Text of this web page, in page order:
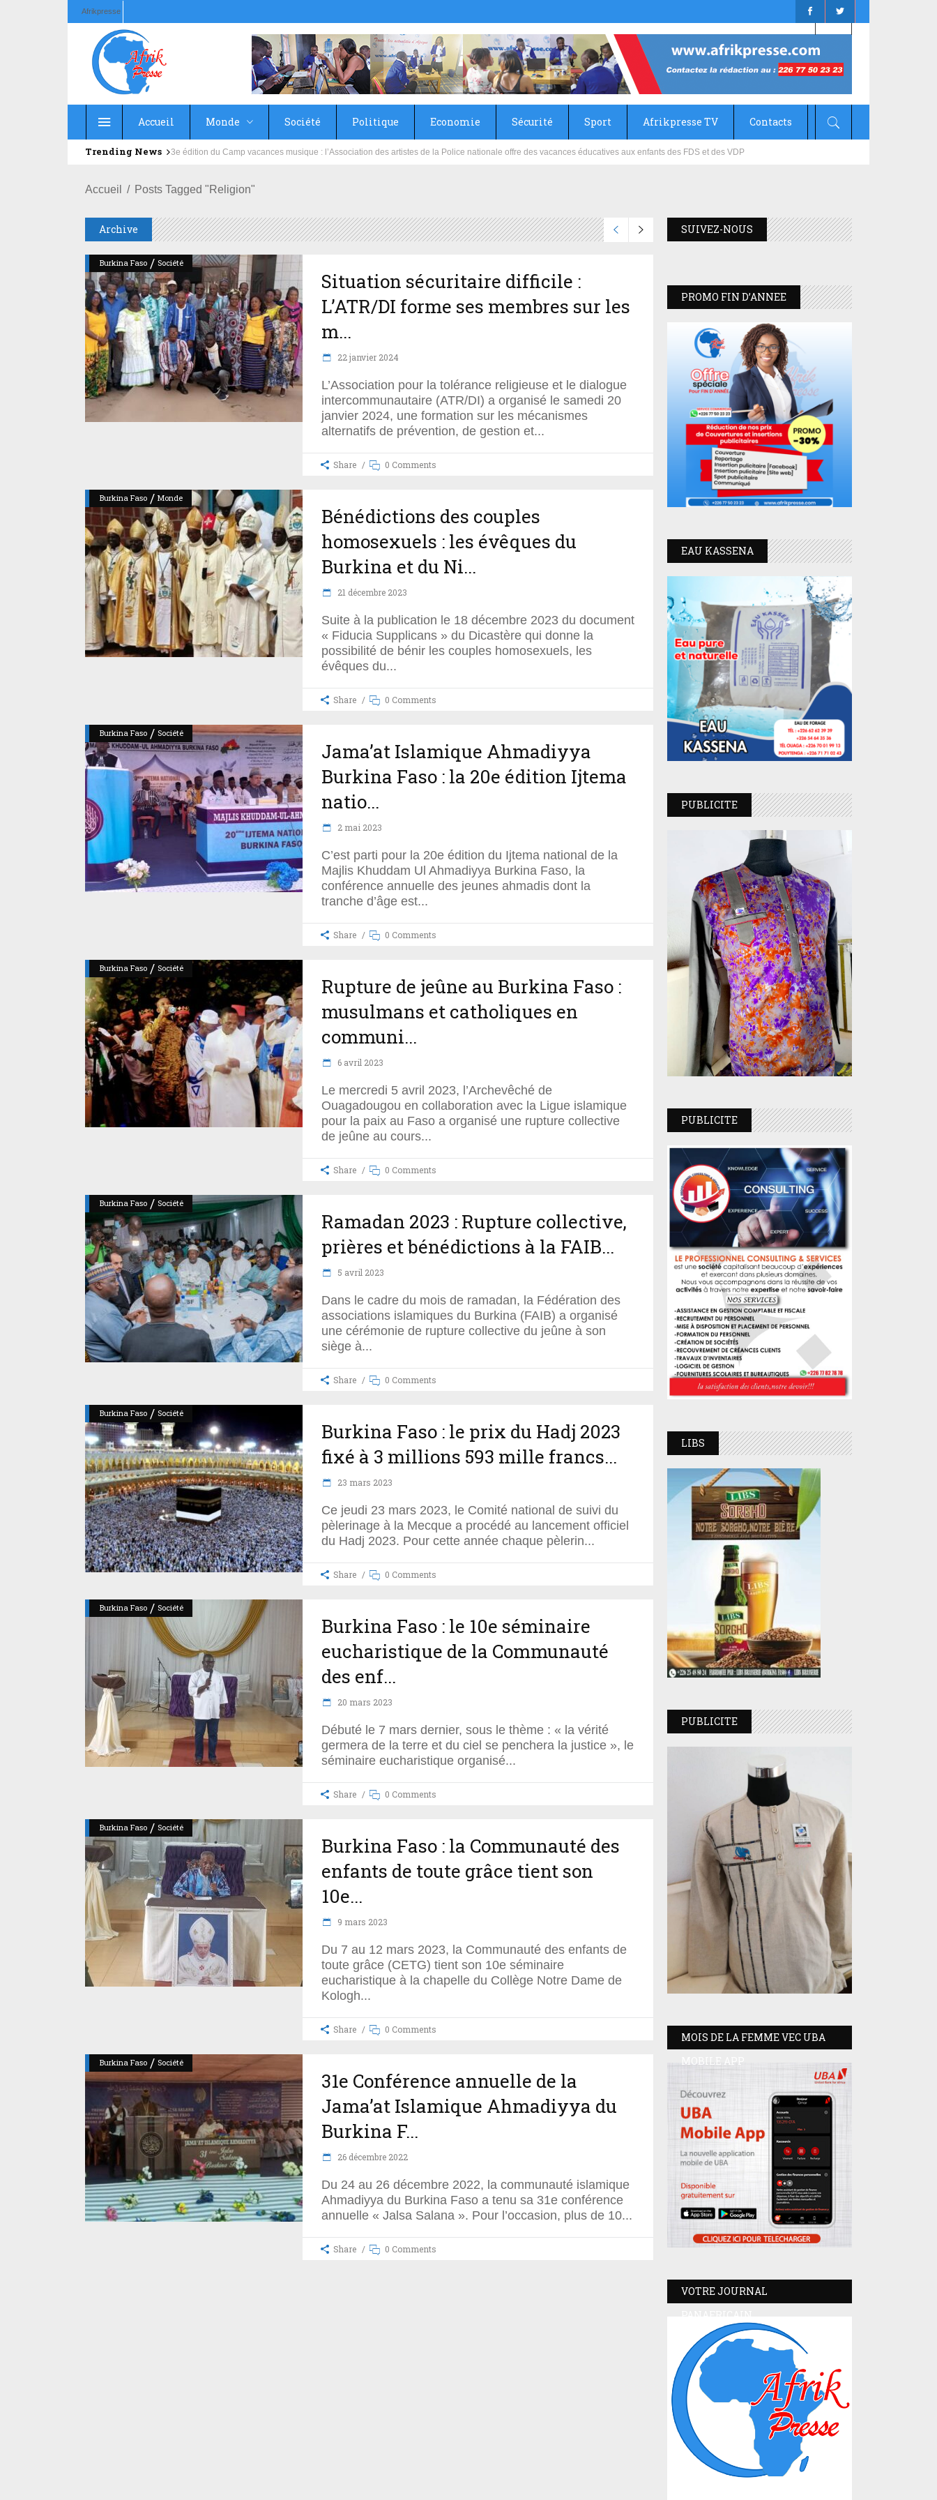
Afrikpresse
Accueil Monde Société Politique Economie Sécurité Sport Afrikpresse TV Contacts
Trending News Education : la fédération de la Russie rénove les écoles primaire et collège du Camp Général Aboubacar Sangoulé Lamizana
Accueil Posts Tagged "religion"
Archive
Burkina Faso / Société
Situation sécuritaire difficile :
L’ATR/DI forme ses membres sur les
m...
22 janvier 2024
L’Association pour la tolérance religieuse et le dialogue
intercommunautaire (ATR/DI) a organisé le samedi 20
janvier 2024, une formation sur les mécanismes
alternatifs de prévention, de gestion et
Share 0 Comments
Burkina Faso / Monde
Bénédictions des couples
homosexuels : les évêques du
Burkina et du Ni...
21 décembre 2023
Suite à la publication le 18 décembre 2023 du document
« Fiducia Supplicans » du Dicastère qui donne la
possibilité de bénir les couples homosexuels, les
évêques du
Share 0 Comments
Burkina Faso / Société
Jama’at Islamique Ahmadiyya
Burkina Faso : la 20e édition Ijtema
natio...
2 mai 2023
C’est parti pour la 20e édition du Ijtema national de la
Majlis Khuddam Ul Ahmadiyya Burkina Faso, la
conférence annuelle des jeunes ahmadis dont la
tranche d’âge est
Share 0 Comments
Burkina Faso / Société
Rupture de jeûne au Burkina Faso :
musulmans et catholiques en
communi...
6 avril 2023
Le mercredi 5 avril 2023, l’Archevêché de
Ouagadougou en collaboration avec la Ligue islamique
pour la paix au Faso a organisé une rupture collective
de jeûne au cours
Share 0 Comments
Burkina Faso / Société
Ramadan 2023 : Rupture collective,
prières et bénédictions à la FAIB...
5 avril 2023
Dans le cadre du mois de ramadan, la Fédération des
associations islamiques du Burkina (FAIB) a organisé
une cérémonie de rupture collective du jeûne à son
siège à
Share 0 Comments
Burkina Faso / Société
Burkina Faso : le prix du Hadj 2023
fixé à 3 millions 593 mille francs...
23 mars 2023
Ce jeudi 23 mars 2023, le Comité national de suivi du
pèlerinage à la Mecque a procédé au lancement officiel
du Hadj 2023. Pour cette année chaque pèlerin
Share 0 Comments
Burkina Faso / Société
Burkina Faso : le 10e séminaire
eucharistique de la Communauté
des enf...
20 mars 2023
Débuté le 7 mars dernier, sous le thème : « la vérité
germera de la terre et du ciel se penchera la justice », le
séminaire eucharistique organisé
Share 0 Comments
Burkina Faso / Société
Burkina Faso : la Communauté des
enfants de toute grâce tient son
10e...
9 mars 2023
Du 7 au 12 mars 2023, la Communauté des enfants de
toute grâce (CETG) tient son 10e séminaire
eucharistique à la chapelle du Collège Notre Dame de
Kologh
Share 0 Comments
Burkina Faso / Société
31e Conférence annuelle de la
Jama’at Islamique Ahmadiyya du
Burkina F...
26 décembre 2022
Du 24 au 26 décembre 2022, la communauté islamique
Ahmadiyya du Burkina Faso a tenu sa 31e conférence
annuelle « Jalsa Salana ». Pour l’occasion, plus de 10
Share 0 Comments
SUIVEZ-NOUS
PROMO FIN D’ANNEE
EAU KASSENA
PUBLICITE
PUBLICITE
LIBS
PUBLICITE
MOIS DE LA FEMME VEC UBA
MOBILE APP
VOTRE JOURNAL